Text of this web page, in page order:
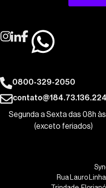
0800-329-2050
contato@184.73.136.224
Segunda a Sexta das 08h às
(exceto feriados)
Rua Lauro